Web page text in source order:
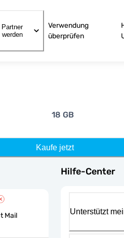
Partner
werden
Verwendung
überprüfen
18 GB
Kaufe jetzt
Mail
Hilfe-Center
Unterstützt